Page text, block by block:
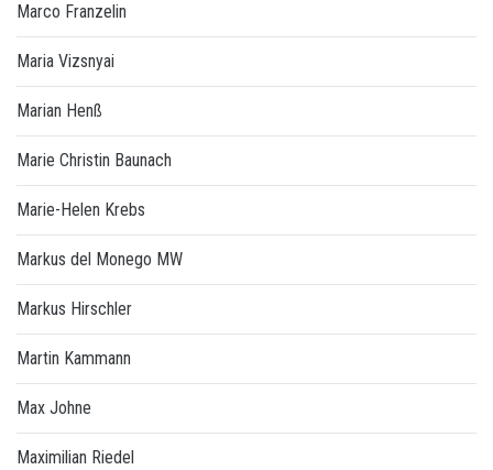
Marco Franzelin
Maria Vizsnyai
Marian Henß
Marie Christin Baunach
Marie-Helen Krebs
Markus del Monego MW
Markus Hirschler
Martin Kammann
Max Johne
Maximilian Riedel